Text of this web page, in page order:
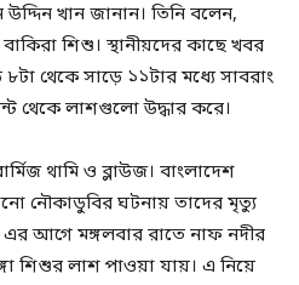
খান জানান। তিনি বলেন,
শিশু। স্থানীয়দের কাছে খবর
থেকে সাড়ে ১১টার মধ্যে সাবরাং
থেকে লাশগুলো উদ্ধার করে।
থামি ও ব্লাউজ। বাংলাদেশ
নৌকাডুবির ঘটনায় তাদের মৃত্যু
আগে মঙ্গলবার রাতে নাফ নদীর
শিশুর লাশ পাওয়া যায়। এ নিয়ে